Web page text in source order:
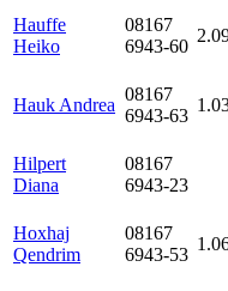
Hauffe
Heiko
08167
6943-60
Hauk Andrea
08167
6943-63
Hilpert
Diana
08167
6943-23
Hoxhaj
Qendrim
08167
6943-53